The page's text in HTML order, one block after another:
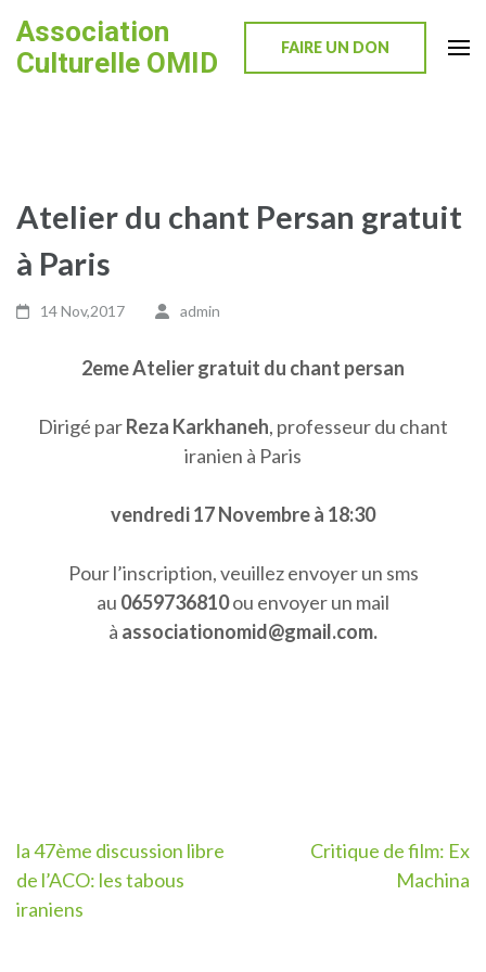
to
content
Association
Culturelle OMID
FAIRE UN DON
Atelier du chant Persan gratuit
à Paris
14 Nov,2017 admin
2eme Atelier gratuit du chant persan
Dirigé parReza Karkhaneh, professeur du chant
iranien à Paris
vendredi 17 Novembre à 18:30
Pour l’inscription, veuillez envoyer un sms
au 0659736810ou envoyer un mail
à associationomid@gmail.com.
Post
navigation
la 47ème discussion libre
de l’ACO: les tabous
iraniens
Critique de film: Ex
Machina